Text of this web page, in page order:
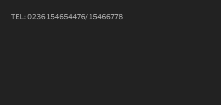
TEL: 0236 154654476/ 15466778